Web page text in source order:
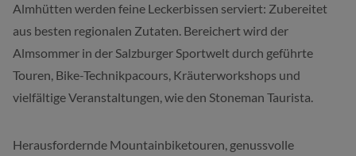
Almhütten werden feine Leckerbissen serviert: Zubereitet
aus besten regionalen Zutaten. Bereichert wird der
Almsommer in der Salzburger Sportwelt durch geführte
Touren, Bike-Technikpacours, Kräuterworkshops und
vielfältige Veranstaltungen, wie den Stoneman Taurista.
Herausfordernde Mountainbiketouren, genussvolle